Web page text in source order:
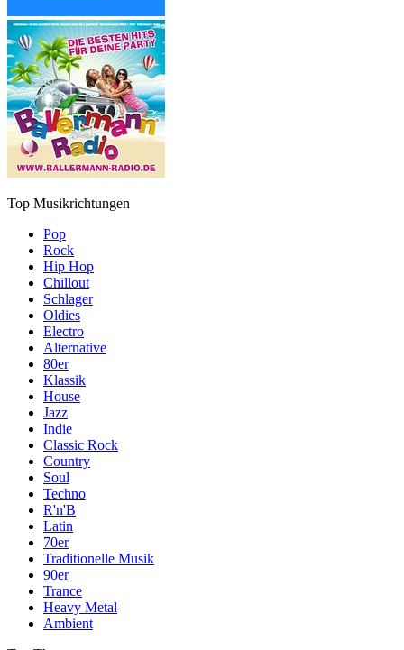
Top Musikrichtungen
Pop
Rock
Hip Hop
Chillout
Schlager
Oldies
Electro
Alternative
80er
Klassik
House
Jazz
Indie
Classic Rock
Country
Soul
Techno
R'n'B
Latin
70er
Traditionelle Musik
90er
Trance
Heavy Metal
Ambient